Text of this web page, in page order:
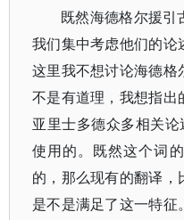
既然海德格尔援引
我们集中考虑他们的论
这里我不想讨论海德格
不是有道理，我想指出
亚里士多德众多相关
使用的。既然这个词
的，那么现有的翻译，
是不是满足了这一特征